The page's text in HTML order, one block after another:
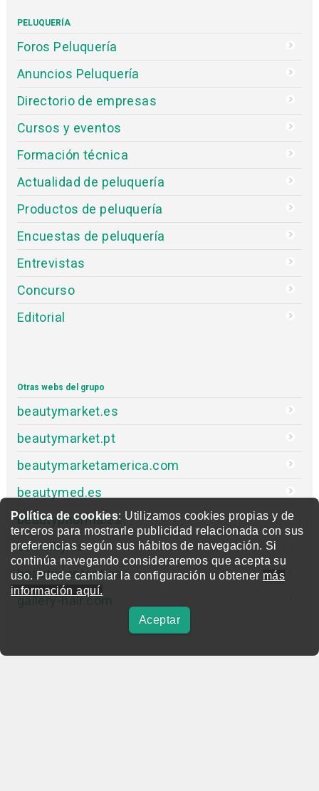
Política de cookies: Utilizamos cookies propias y de
terceros para mostrarle publicidad relacionada con sus
preferencias según sus hábitos de navegación. Si
continúa navegando consideraremos que acepta su
uso. Puede cambiar la configuración u obtener más
información aquí.
Aceptar
PELUQUERÍA
Foros Peluquería
Anuncios Peluquería
Directorio de empresas
Cursos y eventos
Formación técnica
Actualidad de peluquería
Productos de peluquería
Encuestas de peluquería
Entrevistas
Concurso
Editorial
Otras webs del grupo
beautymarket.es
beautymarket.pt
beautymarketamerica.com
beautymed.es
beautypharma.es
bewellty.es
beautycontact.es
gallery-hair.com